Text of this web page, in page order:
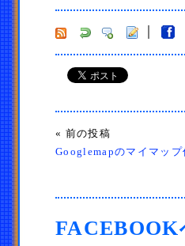
« 前の投稿
Googlemapのマイマップ